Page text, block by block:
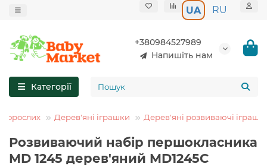
UA RU
+380984527989
Напишіть нам
Категорії
дорослих Дерев'яні іграшки Дерев'яні розвиваючі
Розвиваючий набір першокласника
MD 1245 дерев'яний MD1245C